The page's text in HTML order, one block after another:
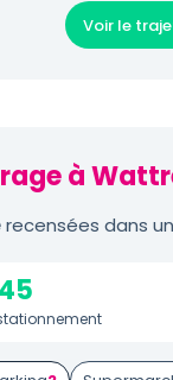
Voir le
à
recensées dans